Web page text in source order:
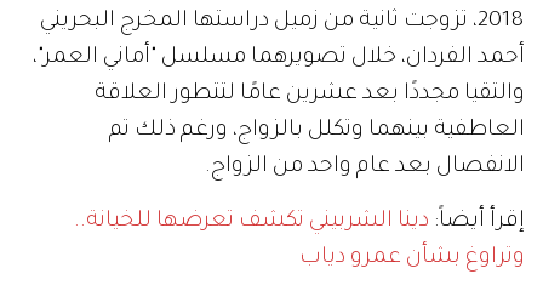
2018، تزوجت ثانية من زميل دراستها المخرج البحريني
أحمد الفردان، خلال تصويرهما مسلسل "أماني العمر"،
والتقيا مجددًا بعد عشرين عامًا لتتطور العلاقة
العاطفية بينهما وتكلل بالزواج، ورغم ذلك تم
الانفصال بعد عام واحد من الزواج.
إقرأ أيضاً: دينا الشربيني تكشف تعرضها للخيانة..
وتراوغ بشأن عمرو دياب